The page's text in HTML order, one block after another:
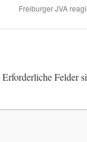
Freiburger JVA
Erforderliche Felder